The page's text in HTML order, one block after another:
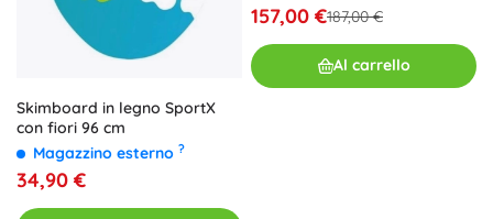
Skimboard in legno SportX
con fiori 96 cm
Magazzino esterno ?
34,90 €
157,00 €187,00 €
Al carrello